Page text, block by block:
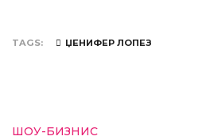
TAGS ЏЕНИФЕР ЛОПЕЗ
ШОУ-БИЗНИС